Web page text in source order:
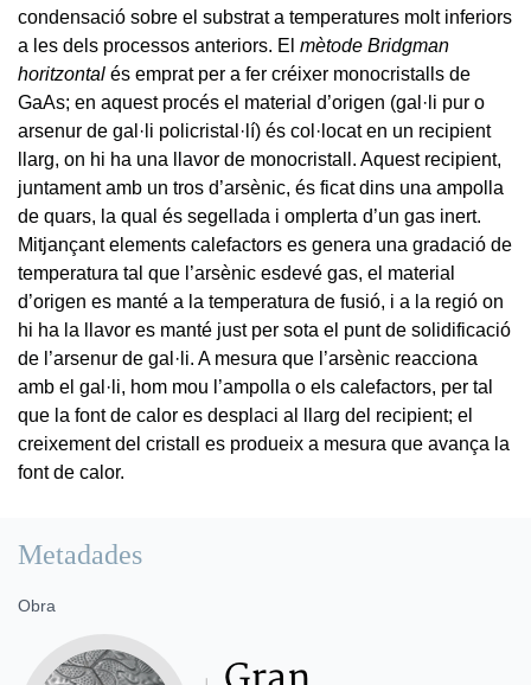
condensació sobre el substrat a temperatures molt inferiors
a les dels processos anteriors. El mètode Bridgman
horitzontal és emprat per a fer créixer monocristalls de
GaAs; en aquest procés el material d’origen (gal·li pur o
arsenur de gal·li policristal·lí) és col·locat en un recipient
llarg, on hi ha una llavor de monocristall. Aquest recipient,
juntament amb un tros d’arsènic, és ficat dins una ampolla
de quars, la qual és segellada i omplerta d’un gas inert.
Mitjançant elements calefactors es genera una gradació de
temperatura tal que l’arsènic esdevé gas, el material
d’origen es manté a la temperatura de fusió, i a la regió on
hi ha la llavor es manté just per sota el punt de solidificació
de l’arsenur de gal·li. A mesura que l’arsènic reacciona
amb el gal·li, hom mou l’ampolla o els calefactors, per tal
que la font de calor es desplaci al llarg del recipient; el
creixement del cristall es produeix a mesura que avança la
font de calor.
Metadades
Obra